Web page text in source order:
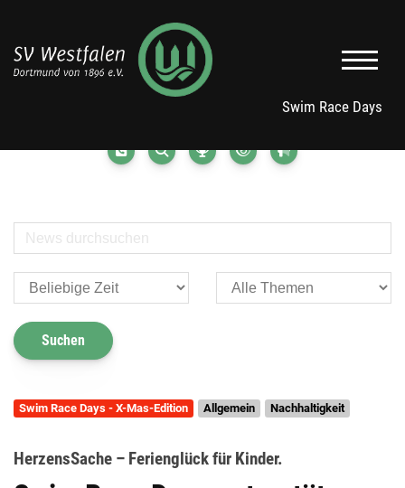
Swim Race Days
Swim Race Days - X-Mas-Edition Allgemein Nachhaltigkeit
HerzensSache – Ferienglück für Kinder.